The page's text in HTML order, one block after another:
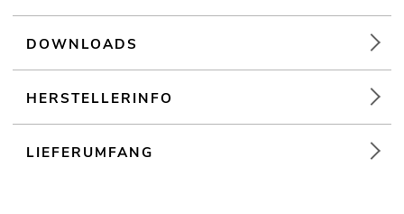
DOWNLOADS
HERSTELLERINFO
LIEFERUMFANG